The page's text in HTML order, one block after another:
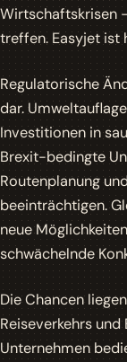
Wirtschaftskrisen
treffen. Easyjet ist
Regulatorische
dar.
Investitionen in
Brexit-bedingte
Routenplanung
beeinträchtigen.
neue
schwächelnde
Die Chancen
Reiseverkehrs
Unternehmen